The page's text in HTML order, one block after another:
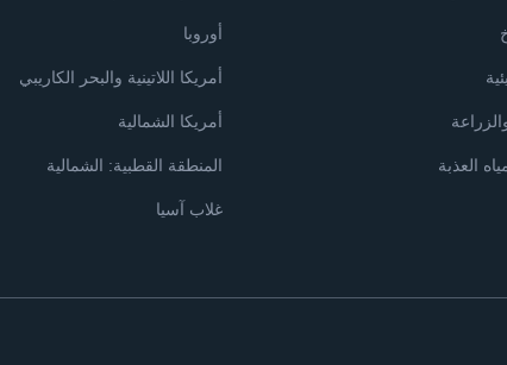
العذبة
أوروبا
أمريكا اللاتينية والبحر الكاريبي
أمريكا الشمالية
المنطقة القطبية: الشمالية
غلاب آسيا